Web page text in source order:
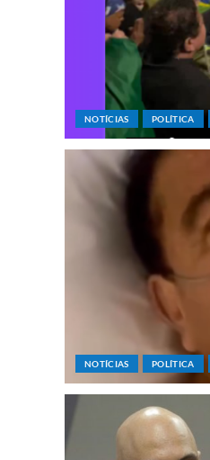
NOTÍCIAS POLÍTICA
NOTÍCIAS POLÍTICA